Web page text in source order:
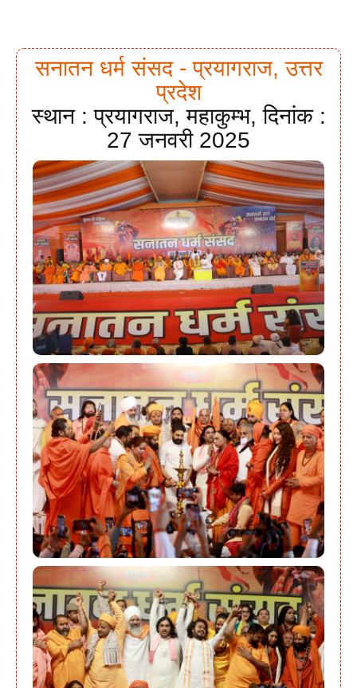
सनातन धर्म संसद - प्रयागराज, उत्तर
प्रदेश
स्थान : प्रयागराज, महाकुम्भ, दिनांक :
27 जनवरी 2025